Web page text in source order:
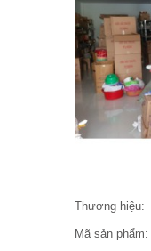
Thương hiệu:
Mã sản phẩm: